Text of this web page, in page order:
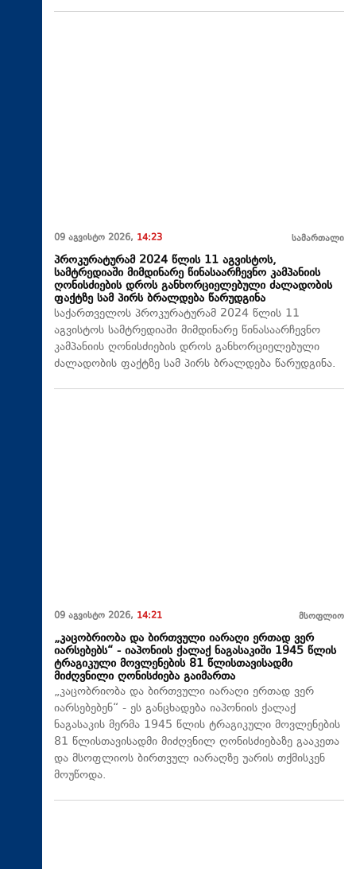
09 აგვისტო 2026, 14:23 სამართალი
პროკურატურამ 2024 წლის 11 აგვისტოს,
სამტრედიაში მიმდინარე წინასაარჩევნო კამპანიის
ღონისძიების დროს განხორციელებული ძალადობის
ფაქტზე სამ პირს ბრალდება წარუდგინა
საქართველოს პროკურატურამ 2024 წლის 11
აგვისტოს სამტრედიაში მიმდინარე წინასაარჩევნო
კამპანიის ღონისძიების დროს განხორციელებული
ძალადობის ფაქტზე სამ პირს ბრალდება წარუდგინა.
09 აგვისტო 2026, 14:21 მსოფლიო
„კაცობრიობა და ბირთვული იარაღი ერთად ვერ
იარსებებს“ - იაპონიის ქალაქ ნაგასაკიში 1945 წლის
ტრაგიკული მოვლენების 81 წლისთავისადმი
მიძღვნილი ღონისძიება გაიმართა
„კაცობრიობა და ბირთვული იარაღი ერთად ვერ
იარსებებენ“ - ეს განცხადება იაპონიის ქალაქ
ნაგასაკის მერმა 1945 წლის ტრაგიკული მოვლენების
81 წლისთავისადმი მიძღვნილ ღონისძიებაზე გააკეთა
და მსოფლიოს ბირთვულ იარაღზე უარის თქმისკენ
მოუწოდა.